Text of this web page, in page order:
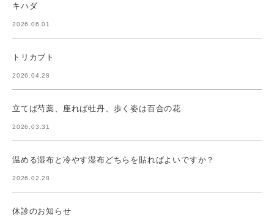
キハダ
2026.06.01
トリカブト
2026.04.28
立てば芍薬、座れば牡丹、歩く姿は百合の花
2026.03.31
温める湿布と冷やす湿布どちらを貼ればよいですか？
2026.02.28
休診のお知らせ